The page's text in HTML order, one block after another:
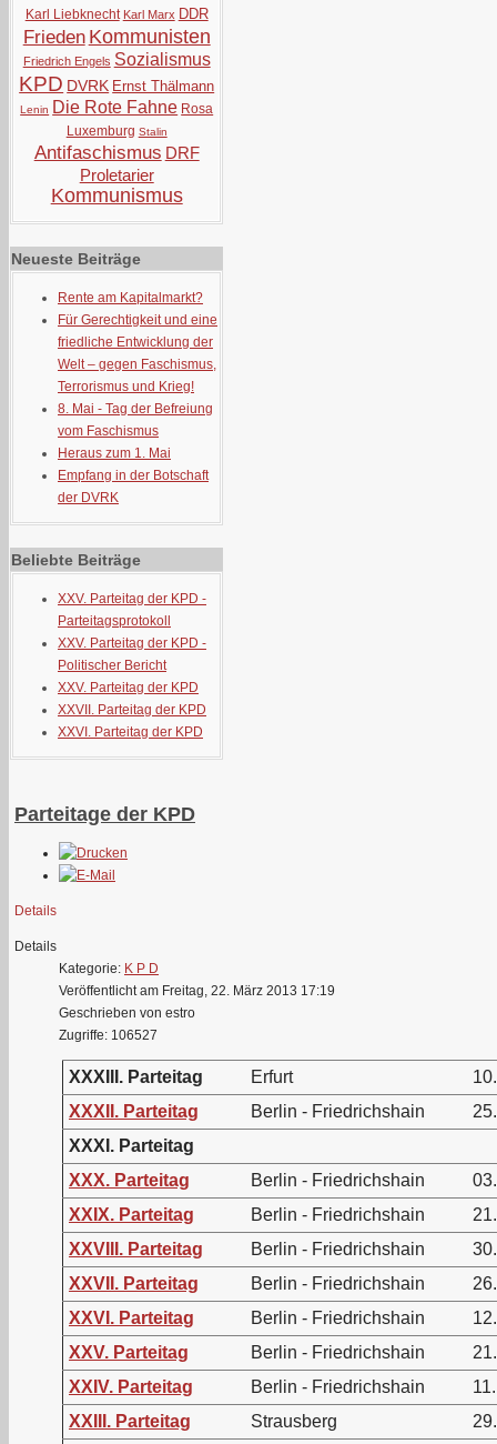
Karl Liebknecht Karl Marx DDR
Frieden Kommunisten
Friedrich Engels Sozialismus
KPD DVRK Ernst Thälmann
Lenin Die Rote Fahne Rosa
Luxemburg Stalin
Antifaschismus DRF
Proletarier
Kommunismus
Neueste Beiträge
Rente am Kapitalmarkt?
Für Gerechtigkeit und eine
friedliche Entwicklung der
Welt – gegen Faschismus,
Terrorismus und Krieg!
8. Mai - Tag der Befreiung
vom Faschismus
Heraus zum 1. Mai
Empfang in der Botschaft
der DVRK
Beliebte Beiträge
XXV. Parteitag der KPD -
Parteitagsprotokoll
XXV. Parteitag der KPD -
Politischer Bericht
XXV. Parteitag der KPD
XXVII. Parteitag der KPD
XXVI. Parteitag der KPD
Parteitage der KPD
Details
Details
Kategorie: K P D
Veröffentlicht am Freitag, 22. März 2013 17:19
Geschrieben von estro
Zugriffe: 106527
XXXIII. Parteitag Erfurt
XXXII. Parteitag
Berlin - Friedrichshain
XXXI. Parteitag
XXX. Parteitag
Berlin - Friedrichshain
XXIX. Parteitag
Berlin - Friedrichshain
XXVIII. Parteitag
Berlin - Friedrichshain
XXVII. Parteitag
Berlin - Friedrichshain
XXVI. Parteitag
Berlin - Friedrichshain
XXV. Parteitag
Berlin - Friedrichshain
XXIV. Parteitag
Berlin - Friedrichshain
XXIII. Parteitag
Strausberg